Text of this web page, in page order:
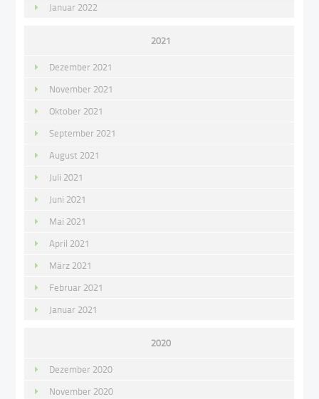
Januar 2022
2021
Dezember 2021
November 2021
Oktober 2021
September 2021
August 2021
Juli 2021
Juni 2021
Mai 2021
April 2021
März 2021
Februar 2021
Januar 2021
2020
Dezember 2020
November 2020